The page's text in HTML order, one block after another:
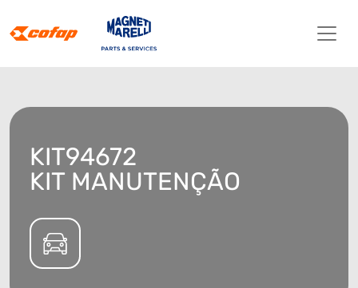
KIT94672
KIT MANUTENÇÃO